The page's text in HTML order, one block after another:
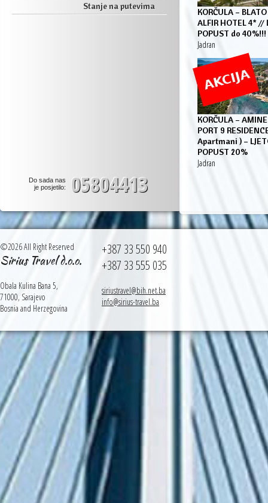
Stanje na putevima
Do sada nas
je posjetilo:
05804413
KORČULA –
ALFIR HOTEL 4* //
POPUST do 40%!!!
Jadran
KORČULA –
PORT 9
Apartmani ) –
POPUST 20%
Jadran
©2026 All Right Reserved
Sirius Travel d.o.o.
Obala Kulina Bana 5,
71000, Sarajevo
Bosnia and Herzegovina
+387 33 550 940
+387 33 555 035
siriustravel@bih.net.ba
info@sirius-travel.ba